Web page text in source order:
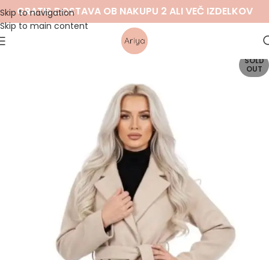
Skip to navigation
Skip to main content
GRATIS DOSTAVA OB NAKUPU 2 ALI VEČ IZDELKOV
SOLD
OUT